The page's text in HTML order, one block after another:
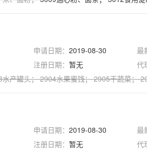
申请日期： 2019-08-30
注册日期： 暂无
最
代
水产罐头； 2904水果蜜饯； 2905干蔬菜；
申请日期： 2019-08-30
注册日期： 暂无
最
代